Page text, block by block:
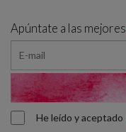
Apúntate a las mejores
He leído y aceptado